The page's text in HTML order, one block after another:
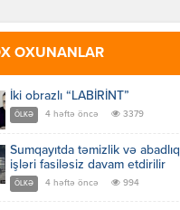
OXUNANLAR
İki obrazlı “LABİRİNT”
ÖLKƏ 4 həftə öncə 3379
Sumqayıtda təmizlik və abadlıq
işləri fasiləsiz davam etdirilir
ÖLKƏ 4 həftə öncə 994